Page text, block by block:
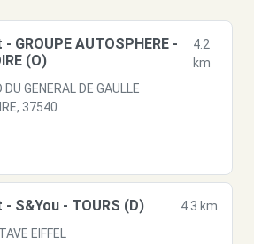
GROUPE AUTOSPHERE -
(O)
4.2
km
GENERAL DE GAULLE
37540
S&You - TOURS (D)
4.3 km
EIFFEL